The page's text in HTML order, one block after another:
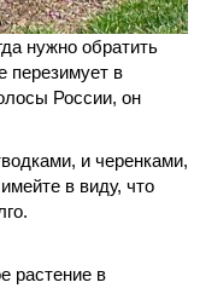
нужно обратить
перезимует в
России, он
и черенками,
в виду, что
растение в